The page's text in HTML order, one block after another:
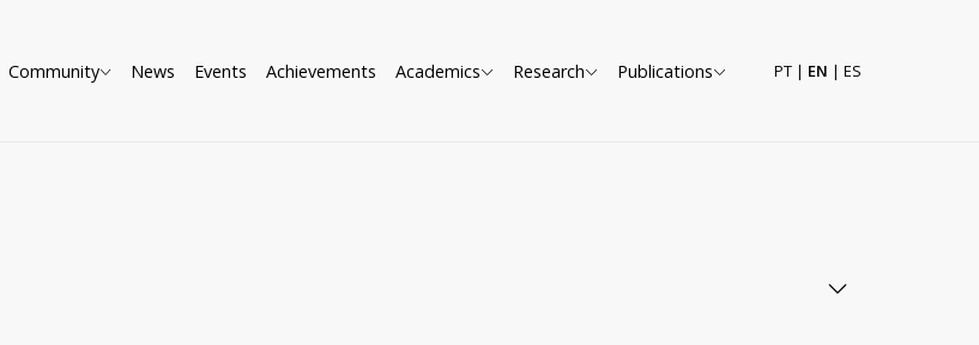
Community News Events Achievements Academics Research Publications PT| EN | ES